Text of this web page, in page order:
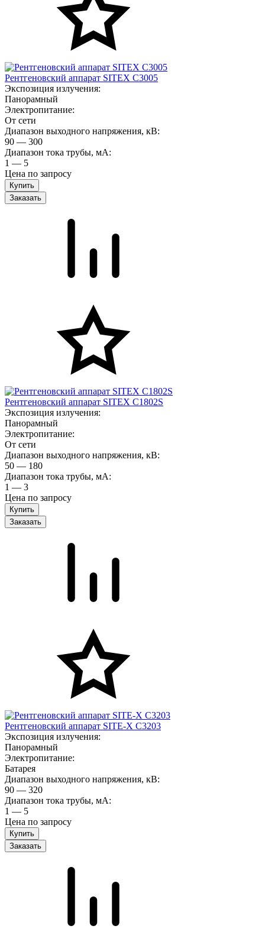
Рентгеновский аппарат SITEX C3005
Экспозиция излучения:
Панорамный
Электропитание:
От сети
Диапазон выходного напряжения, кВ:
90 — 300
Диапазон тока трубы, мА:
1 — 5
Цена по запросу
Заказать
Рентгеновский аппарат SITEX C1802S
Экспозиция излучения:
Панорамный
Электропитание:
От сети
Диапазон выходного напряжения, кВ:
50 — 180
Диапазон тока трубы, мА:
1 — 3
Цена по запросу
Заказать
Рентгеновский аппарат SITE-X C3203
Экспозиция излучения:
Панорамный
Электропитание:
Батарея
Диапазон выходного напряжения, кВ:
90 — 320
Диапазон тока трубы, мА:
1 — 5
Цена по запросу
Заказать